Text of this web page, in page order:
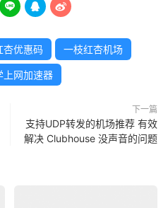
  
杏优惠码 一枝红杏机场
上网加速器
下一篇
支持UDP转发的机场推荐 有效
解决 Clubhouse 没声音的问题